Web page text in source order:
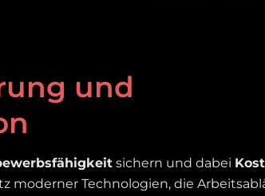
und
sichern und dabei
moderner Technologien, die